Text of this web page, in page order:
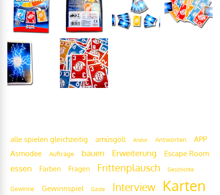
alle spielen gleichzeitig amüsgöll Andor Antworten
APP
Asmodee
Aufträge bauen Erweiterung Escape Room
essen Farben Fragen Frittenplausch Geschichte
Gewinne Gewinnspiel Gäste Interview Karten